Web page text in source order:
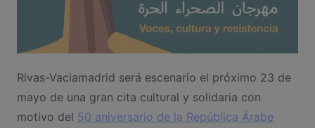
Rivas-Vaciamadrid será escenario el próximo 23 de
mayo de una gran cita cultural y solidaria con
motivo del 50 aniversario de la República Árabe